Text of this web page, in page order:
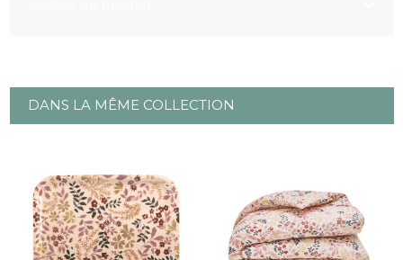
DANS LA MÊME COLLECTION